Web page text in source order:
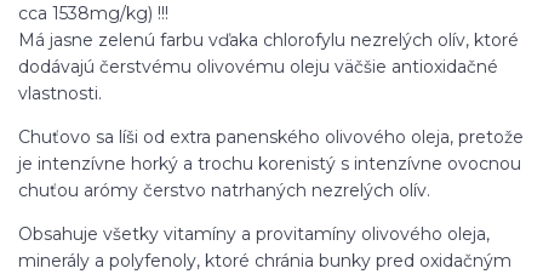
cca 1538mg/kg) !!!
Má jasne zelenú farbu vďaka chlorofylu nezrelých olív, ktoré
dodávajú čerstvému olivovému oleju väčšie antioxidačné
vlastnosti.
Chuťovo sa líši od extra panenského olivového oleja, pretože
je intenzívne horký a trochu korenistý s intenzívne ovocnou
chuťou arómy čerstvo natrhaných nezrelých olív.
Obsahuje všetky vitamíny a provitamíny olivového oleja,
minerály a polyfenoly, ktoré chránia bunky pred oxidačným